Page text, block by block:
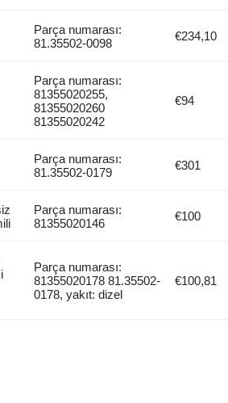
Parça numarası:
81.35502-0098
€234,10
Parça numarası:
81355020255,
81355020260
81355020242
€94
Parça numarası:
81.35502-0179
€301
Parça numarası:
81355020146
€100
Parça numarası:
81355020178 81.35502-
0178, yakıt: dizel
€100,81